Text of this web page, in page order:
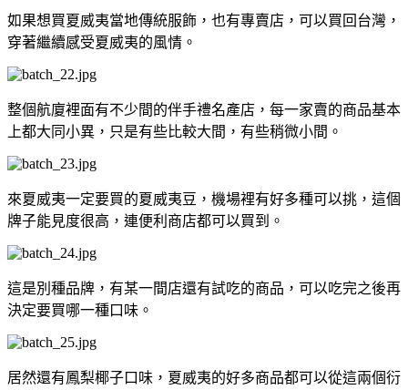
如果想買夏威夷當地傳統服飾，也有專賣店，可以買回台灣，
穿著繼續感受夏威夷的風情。
整個航廈裡面有不少間的伴手禮名產店，每一家賣的商品基本
上都大同小異，只是有些比較大間，有些稍微小間。
來夏威夷一定要買的夏威夷豆，機場裡有好多種可以挑，這個
牌子能見度很高，連便利商店都可以買到。
這是別種品牌，有某一間店還有試吃的商品，可以吃完之後再
決定要買哪一種口味。
居然還有鳳梨椰子口味，夏威夷的好多商品都可以從這兩個衍